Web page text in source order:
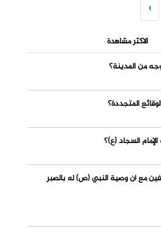
›
الاكثر مشاهدة
من المدينة؟
المتجددة؟
السجاد (ع)؟
مع أن وصية النبي (ص) له بالصبر